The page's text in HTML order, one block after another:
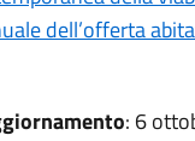
dell’offerta
: 6